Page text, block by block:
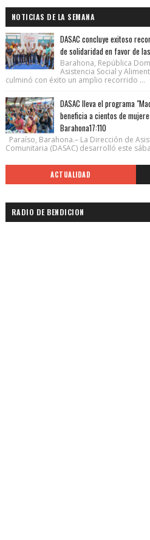
NOTICIAS DE LA SEMANA
DASAC concluye exitoso
de solidaridad en favor de
Barahona, República
Asistencia Social y
culminó con éxito un amplio recorrido ...
DASAC lleva el programa
beneficia a cientos de
Barahona17:110
Paraíso, Barahona.– La Dirección de
Comunitaria (DASAC) desarrolló este
ACTUALIDAD
RADIO DE BENDICION